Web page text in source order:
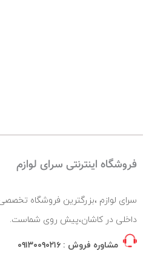
فروشگاه اینترنتی سرای لوازم
سرای لوازم ،بزرگترین فروشگاه تخصصی
داخلی در کاشان،پیش روی شماست.
مشاوره فروش : ۰۹۱۳۰۰۹۰۲۱۶